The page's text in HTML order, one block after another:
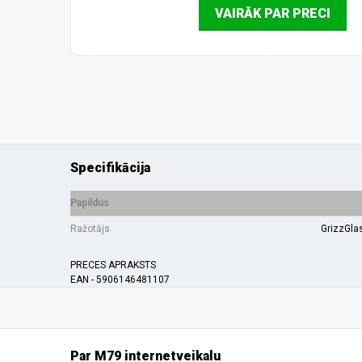
VAIRĀK PAR PRECI
Specifikācija
Papildus
Ražotājs
PRECES APRAKSTS
EAN - 5906146481107
Par M79 internetveikalu